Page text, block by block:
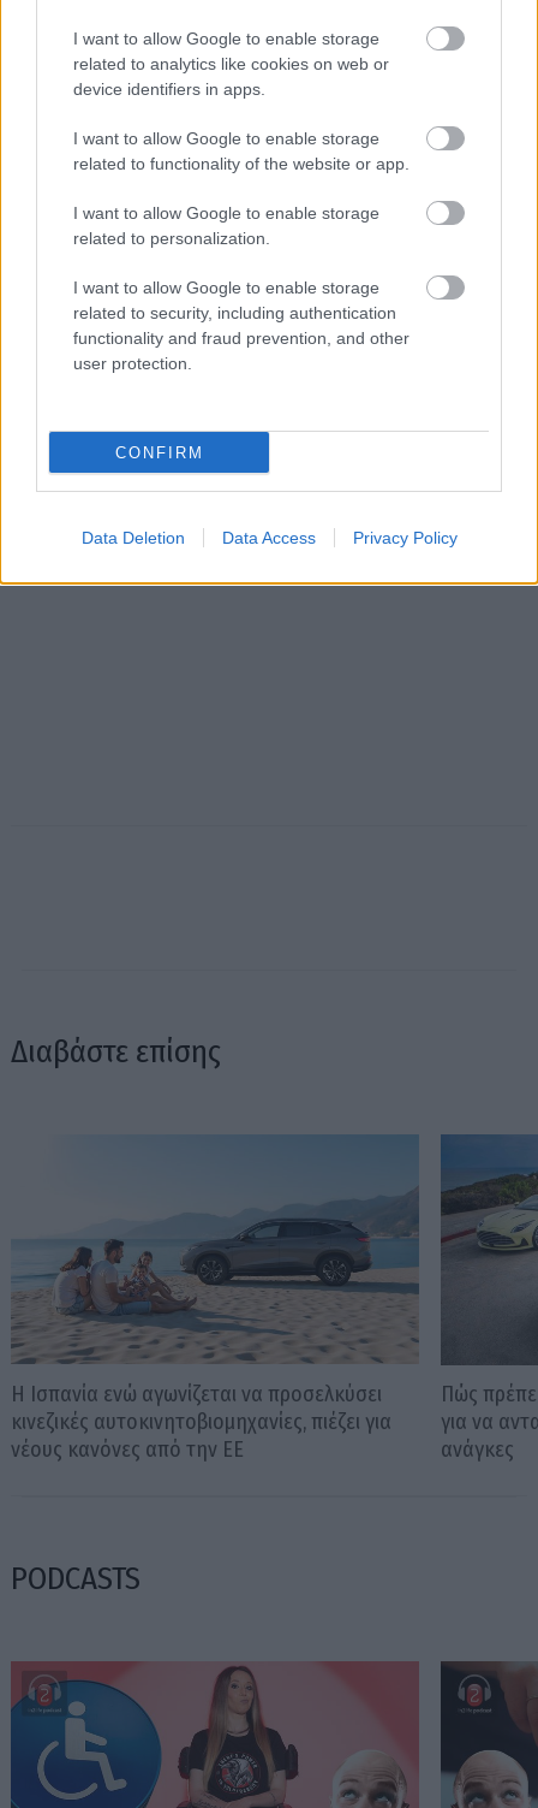
I want to allow Google to enable storage
related to analytics like cookies on web or
device identifiers in apps.
I want to allow Google to enable storage
related to functionality of the website or app.
I want to allow Google to enable storage
related to personalization.
I want to allow Google to enable storage
related to security, including authentication
functionality and fraud prevention, and other
user protection.
CONFIRM
Data Deletion Data Access Privacy Policy
Διαβάστε επίσης
Η Ισπανία ενώ αγωνίζεται να προσελκύσει
κινεζικές αυτοκινητοβιομηχανίες, πιέζει για
νέους κανόνες από την ΕΕ
Πώς
για να
ανάγκες
PODCASTS